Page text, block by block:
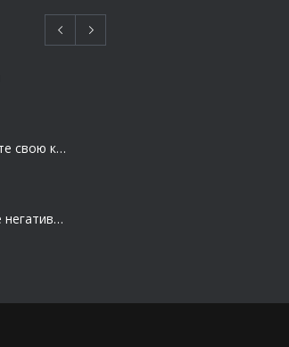
Плазмолифтинг: сделайте свою кожу моложе и свежей
4 заболевания, которые негативно влияют на зубы